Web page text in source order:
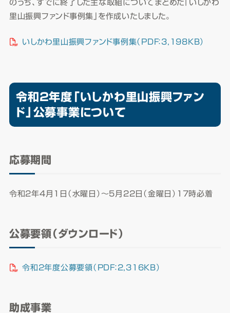
のうち、すでに終了した主な取組についてまとめた「いしかわ
里山振興ファンド事例集」を作成いたしました。
いしかわ里山振興ファンド事例集（PDF：3,198KB）
令和2年度「いしかわ里山振興ファン
ド」公募事業について
応募期間
令和2年4月1日（水曜日）～5月22日（金曜日）17時必着
公募要領（ダウンロード）
令和2年度公募要領（PDF：2,316KB）
助成事業